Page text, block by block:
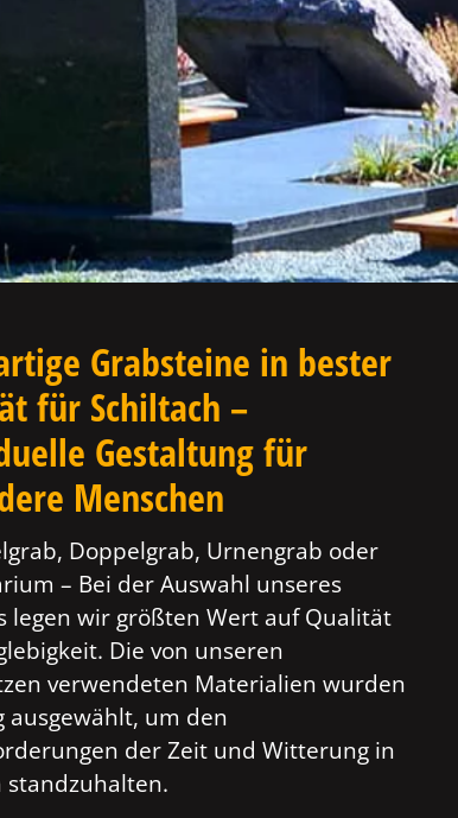
Grabsteine in bester
für Schiltach –
Gestaltung für
Menschen
Doppelgrab, Urnengrab oder
– Bei der Auswahl unseres
legen wir größten Wert auf Qualität
Die von unseren
verwendeten Materialien wurden
ausgewählt, um den
der Zeit und Witterung in
standzuhalten.